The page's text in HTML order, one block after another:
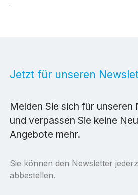
Jetzt für unseren
Melden Sie sich für unseren
und verpassen Sie keine
Angebote mehr.
Sie können den Newsletter
abbestellen.